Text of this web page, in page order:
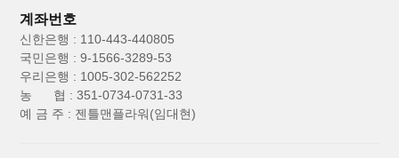
계좌번호
신한은행 : 110-443-440805
국민은행 : 9-1566-3289-53
우리은행 : 1005-302-562252
농 협 : 351-0734-0731-33
예 금 주 : 젠틀맨플라워(임대현)